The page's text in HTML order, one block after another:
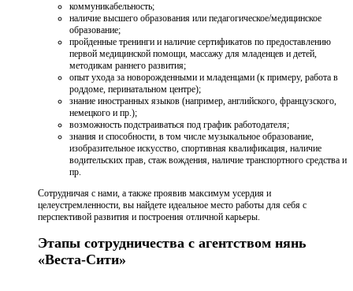
коммуникабельность;
наличие высшего образования или педагогическое/медицинское
образование;
пройденные тренинги и наличие сертификатов по предоставлению
первой медицинской помощи, массажу для младенцев и детей,
методикам раннего развития;
опыт ухода за новорожденными и младенцами (к примеру, работа в
роддоме, перинатальном центре);
знание иностранных языков (например, английского, французского,
немецкого и пр.);
возможность подстраиваться под график работодателя;
знания и способности, в том числе музыкальное образование,
изобразительное искусство, спортивная квалификация, наличие
водительских прав, стаж вождения, наличие транспортного средства и
пр.
Сотрудничая с нами, а также проявив максимум усердия и
целеустремленности, вы найдете идеальное место работы для себя с
перспективой развития и построения отличной карьеры.
Этапы сотрудничества с агентством нянь
«Веста-Сити»